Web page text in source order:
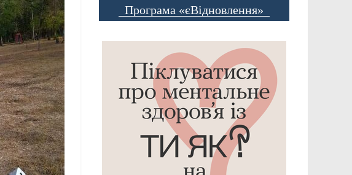
Програма «єВідновлення»